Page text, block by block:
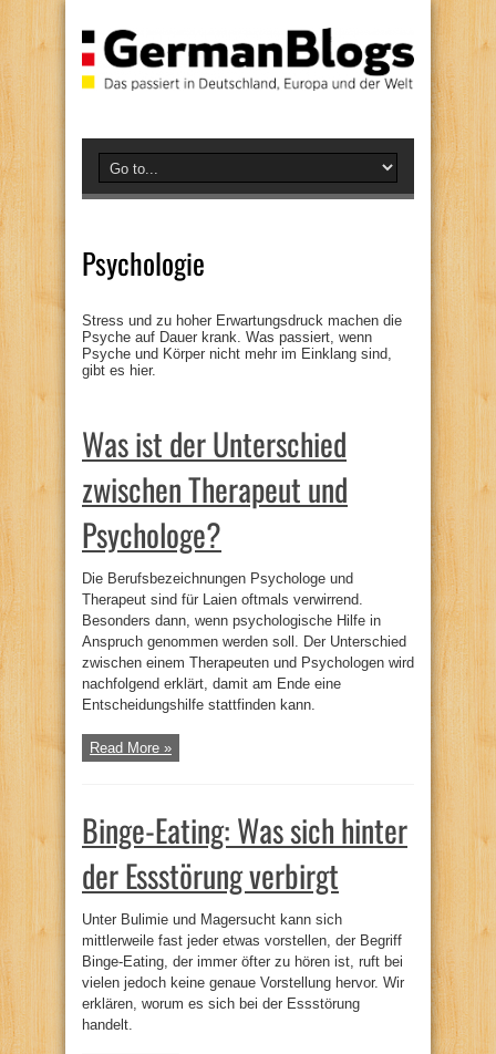
Psychologie
Stress und zu hoher Erwartungsdruck machen die
Psyche auf Dauer krank. Was passiert, wenn
Psyche und Körper nicht mehr im Einklang sind,
gibt es hier.
Was ist der Unterschied
zwischen Therapeut und
Psychologe?
Die Berufsbezeichnungen Psychologe und
Therapeut sind für Laien oftmals verwirrend.
Besonders dann, wenn psychologische Hilfe in
Anspruch genommen werden soll. Der Unterschied
zwischen einem Therapeuten und Psychologen wird
nachfolgend erklärt, damit am Ende eine
Entscheidungshilfe stattfinden kann.
Read More »
Binge-Eating: Was sich hinter
der Essstörung verbirgt
Unter Bulimie und Magersucht kann sich
mittlerweile fast jeder etwas vorstellen, der Begriff
Binge-Eating, der immer öfter zu hören ist, ruft bei
vielen jedoch keine genaue Vorstellung hervor. Wir
erklären, worum es sich bei der Essstörung
handelt.